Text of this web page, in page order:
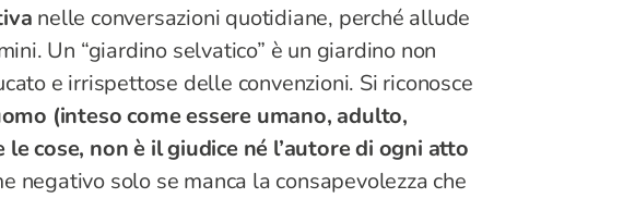
nelle conversazioni quotidiane, perché allude
Un “giardino selvatico” è un giardino non
e irrispettose delle convenzioni. Si riconosce
(inteso come essere umano, adulto,
cose, non è il giudice né l’autore di ogni atto
negativo solo se manca la consapevolezza che